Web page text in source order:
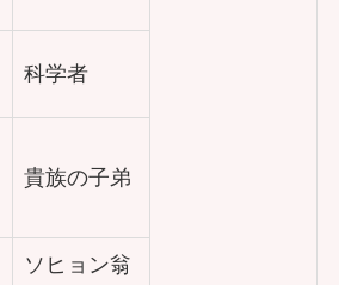
科学者
貴族の子弟
ソヒョン翁